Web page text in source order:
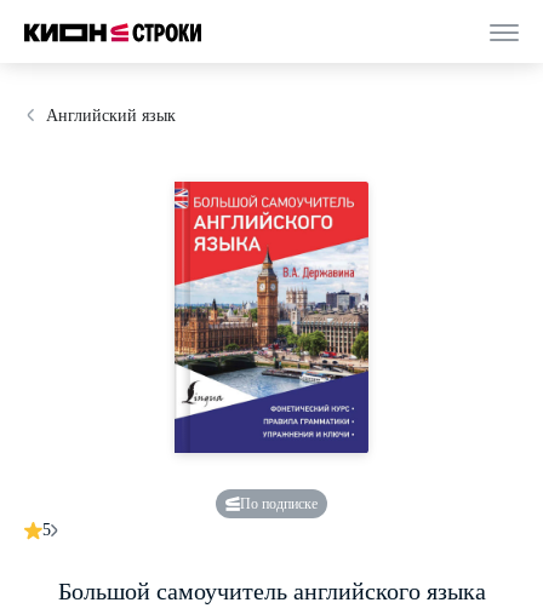
Английский язык
По подписке
5
Большой самоучитель английского языка